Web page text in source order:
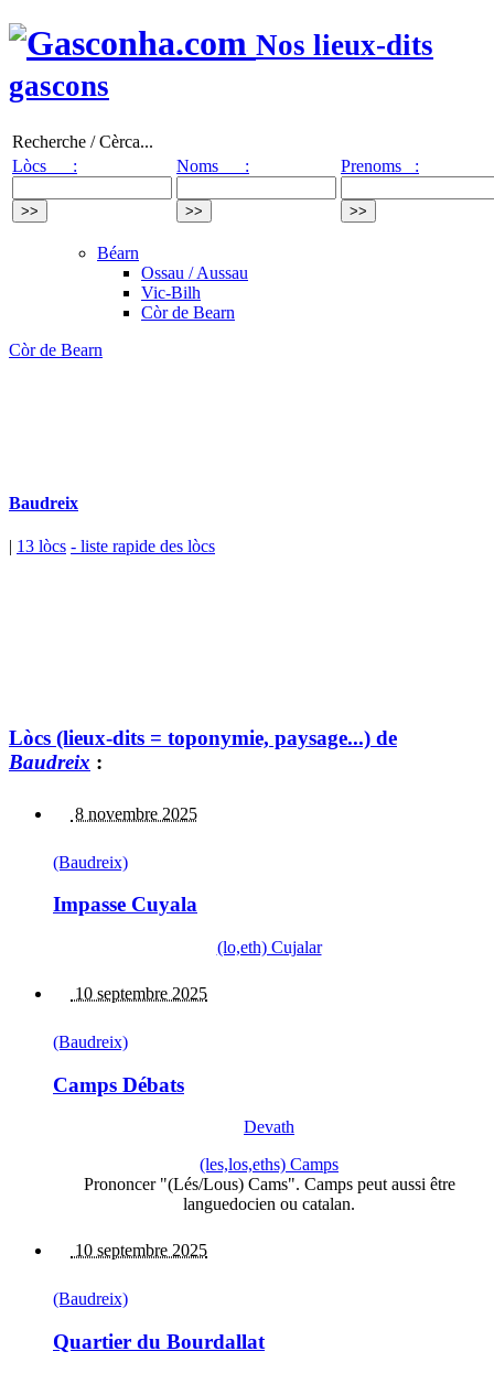
Nos lieux-dits
gascons
Recherche / Cèrca...
Lòcs :
Noms : Prenoms :
Béarn
Ossau / Aussau
Vic-Bilh
Còr de Bearn
Còr de Bearn
Baudreix
| 13 lòcs - liste rapide des lòcs
Lòcs (lieux-dits = toponymie, paysage...) de
Baudreix :
8 novembre 2025
(Baudreix)
Impasse Cuyala
(lo,eth) Cujalar
10 septembre 2025
(Baudreix)
Camps Débats
Devath
(les,los,eths) Camps
Prononcer "(Lés/Lous) Cams". Camps peut aussi être
languedocien ou catalan.
10 septembre 2025
(Baudreix)
Quartier du Bourdallat